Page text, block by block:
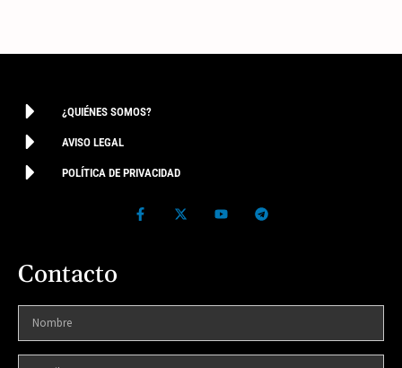
¿QUIÉNES SOMOS?
AVISO LEGAL
POLÍTICA DE PRIVACIDAD
Contacto